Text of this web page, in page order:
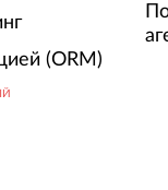
(ORM)